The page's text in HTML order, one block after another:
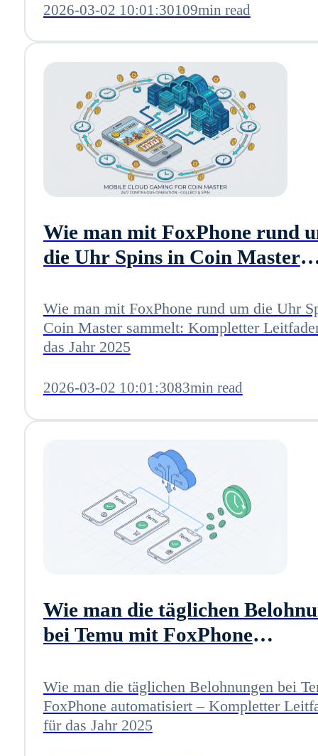
2026-03-02 10:01:30109min read
Wie man mit FoxPhone rund
die Uhr Spins in Coin Master
das Jahr 2025
Wie man mit FoxPhone rund um die Uhr
Coin Master sammelt: Kompletter
das Jahr 2025
2026-03-02 10:01:3083min read
Wie man die täglichen
bei Temu mit FoxPhone
Leitfaden für das Jahr 2025
Wie man die täglichen Belohnungen bei
FoxPhone automatisiert – Kompletter
für das Jahr 2025